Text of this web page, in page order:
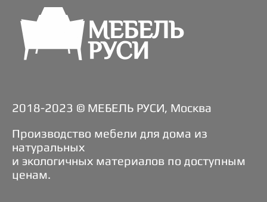
2018-2023 © МЕБЕЛЬ РУСИ, Москва
Производство мебели для дома из
натуральных
и экологичных материалов по доступным
ценам.